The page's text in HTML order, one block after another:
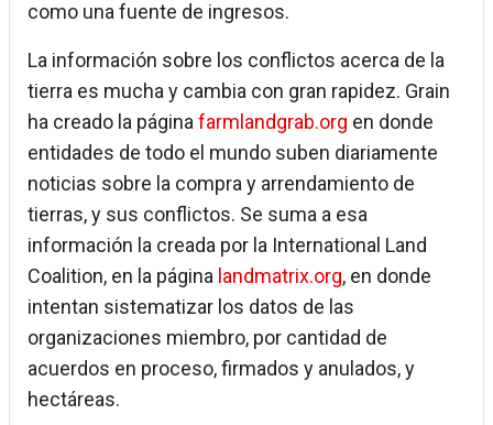
como una fuente de ingresos.
La información sobre los conflictos acerca de la
tierra es mucha y cambia con gran rapidez. Grain
ha creado la página farmlandgrab.org en donde
entidades de todo el mundo suben diariamente
noticias sobre la compra y arrendamiento de
tierras, y sus conflictos. Se suma a esa
información la creada por la International Land
Coalition, en la página landmatrix.org, en donde
intentan sistematizar los datos de las
organizaciones miembro, por cantidad de
acuerdos en proceso, firmados y anulados, y
hectáreas.